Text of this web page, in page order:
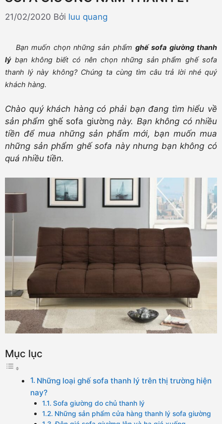
21/02/2020 Bởi luu quang
Bạn muốn chọn những sản phẩm ghế sofa giường thanh
lýbạn không biết có nên chọn những sản phẩm ghế sofa
thanh lý này không? Chúng ta cùng tìm câu trả lời nhé quý
khách hàng.
Chào quý khách hàng có phải bạn đang tìm hiểu về
sản phẩm ghế sofa giường này. Bạn không có nhiều
tiền để mua những sản phẩm mới, bạn muốn mua
những sản phẩm ghế sofa này nhưng bạn không có
quá nhiều tiền.
Mục lục
Những loại ghế sofa thanh lý trên thị trường hiện
nay?
Sofa giường do chủ thanh lý
Những sản phẩm cửa hàng thanh lý sofa giường